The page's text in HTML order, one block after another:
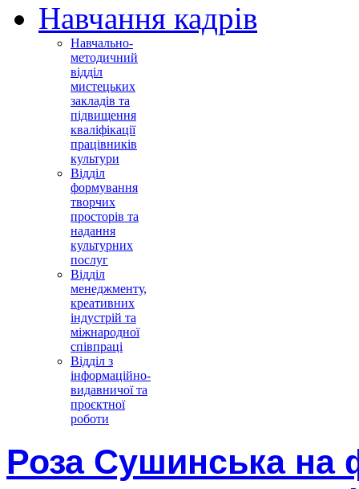
Навчання кадрів
Навчально-
методичний
відділ
мистецьких
закладів та
підвищення
кваліфікації
працівників
культури
Відділ
формування
творчих
просторів та
надання
культурних
послуг
Відділ
менеджменту,
креативних
індустрій та
міжнародної
співпраці
Відділ з
інформаційно-
видавничої та
проєктної
роботи
Роза Сушинська на